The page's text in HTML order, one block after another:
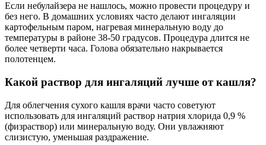
Если небулайзера не нашлось, можно провести процедуру и
без него. В домашних условиях часто делают ингаляции
картофельным паром, нагревая минеральную воду до
температуры в районе 38-50 градусов. Процедура длится не
более четверти часа. Голова обязательно накрывается
полотенцем.
Какой раствор для ингаляций лучше от кашля?
Для облегчения сухого кашля врачи часто советуют
использовать для ингаляций раствор натрия хлорида 0,9 %
(физраствор) или минеральную воду. Они увлажняют
слизистую, уменьшая раздражение.